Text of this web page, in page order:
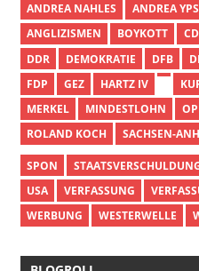
ANDREA NAHLES ANDREA
ANGLIZISMEN
BOYKOTT
DDR
DEMOKRATIE DFB
FDP
GEZ HARTZ IV
MERKEL
MINDESTLOHN
ROLAND KOCH
SACHSEN-
SPON
USA
VERFASSUNG
WERBUNG
WESTERWELLE